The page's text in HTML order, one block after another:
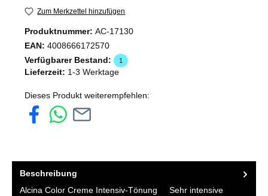
Zum Merkzettel hinzufügen
Produktnummer: AC-17130
EAN: 4008666172570
Verfügbarer Bestand:
1
Lieferzeit: 1-3 Werktage
Dieses Produkt weiterempfehlen:
Beschreibung
Alcina Color Creme Intensiv-Tönung Sehr intensive